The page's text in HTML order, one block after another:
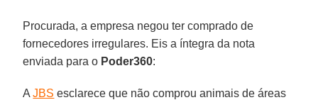
Procurada, a empresa negou ter comprado de
fornecedores irregulares. Eis a íntegra da nota
enviada para o Poder360:
AJBS esclarece que não comprou animais de áreas